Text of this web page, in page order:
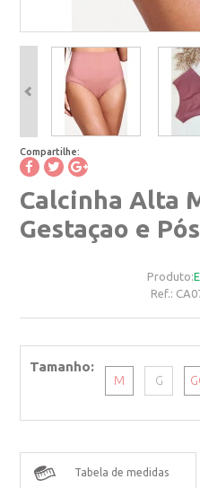
Compartilhe:
Calcinha Alta
Gestaçao e
Produto:
Ref.:
Tamanho
M G
Tabela de medidas